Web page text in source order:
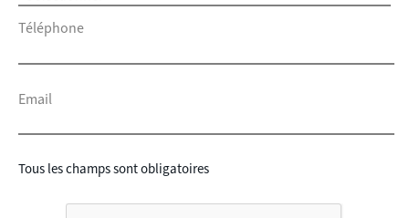
Téléphone
Email
Tous les champs sont obligatoires